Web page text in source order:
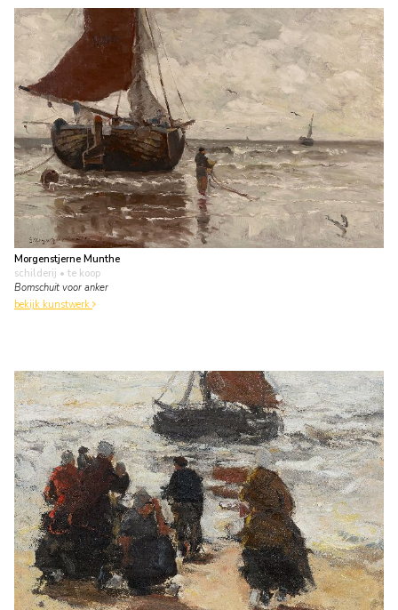
Morgenstjerne Munthe
schilderij • te koop
Bomschuit voor anker
bekijk kunstwerk